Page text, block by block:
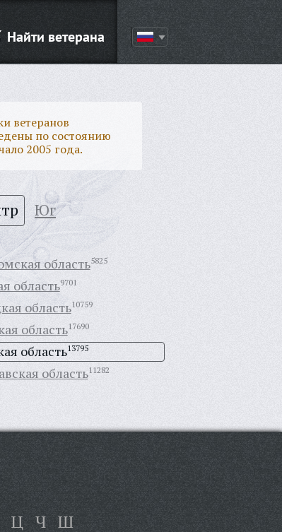
Найти ветерана
ветеранов
по состоянию
2005 года.
Юг
область5825
область9701
область10759
область17690
область13795
область11282
Ц Ч Ш